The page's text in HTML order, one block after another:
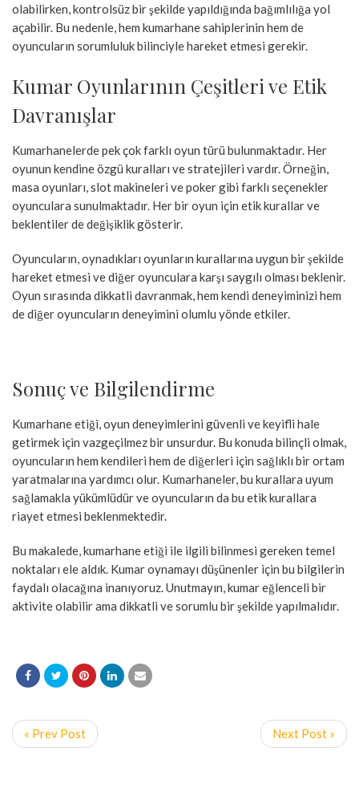
olabilirken, kontrolsüz bir şekilde yapıldığında bağımlılığa yol
açabilir. Bu nedenle, hem kumarhane sahiplerinin hem de
oyuncuların sorumluluk bilinciyle hareket etmesi gerekir.
Kumar Oyunlarının Çeşitleri ve Etik
Davranışlar
Kumarhanelerde pek çok farklı oyun türü bulunmaktadır. Her
oyunun kendine özgü kuralları ve stratejileri vardır. Örneğin,
masa oyunları, slot makineleri ve poker gibi farklı seçenekler
oyunculara sunulmaktadır. Her bir oyun için etik kurallar ve
beklentiler de değişiklik gösterir.
Oyuncuların, oynadıkları oyunların kurallarına uygun bir şekilde
hareket etmesi ve diğer oyunculara karşı saygılı olması beklenir.
Oyun sırasında dikkatli davranmak, hem kendi deneyiminizi hem
de diğer oyuncuların deneyimini olumlu yönde etkiler.
Sonuç ve Bilgilendirme
Kumarhane etiği, oyun deneyimlerini güvenli ve keyifli hale
getirmek için vazgeçilmez bir unsurdur. Bu konuda bilinçli olmak,
oyuncuların hem kendileri hem de diğerleri için sağlıklı bir ortam
yaratmalarına yardımcı olur. Kumarhaneler, bu kurallara uyum
sağlamakla yükümlüdür ve oyuncuların da bu etik kurallara
riayet etmesi beklenmektedir.
Bu makalede, kumarhane etiği ile ilgili bilinmesi gereken temel
noktaları ele aldık. Kumar oynamayı düşünenler için bu bilgilerin
faydalı olacağına inanıyoruz. Unutmayın, kumar eğlenceli bir
aktivite olabilir ama dikkatli ve sorumlu bir şekilde yapılmalıdır.
« Prev Post Next Post »